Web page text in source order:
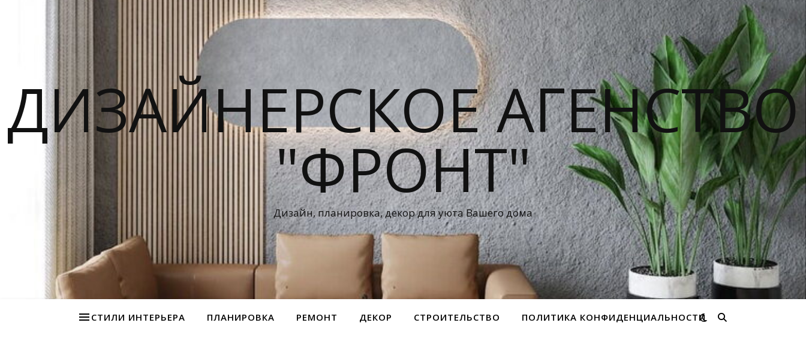
ДИЗАЙНЕРСКОЕ АГЕНСТВО
"ФРОНТ"
Дизайн, планировка, декор для уюта Вашего дома
СТИЛИ ИНТЕРЬЕРА ПЛАНИРОВКА РЕМОНТ ДЕКОР СТРОИТЕЛЬСТВО ПОЛИТИКА КОНФИДЕНЦИАЛЬНОСТИ